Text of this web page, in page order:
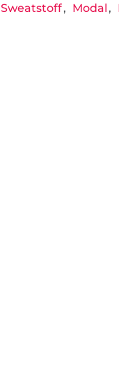
Sweatstoff Modal